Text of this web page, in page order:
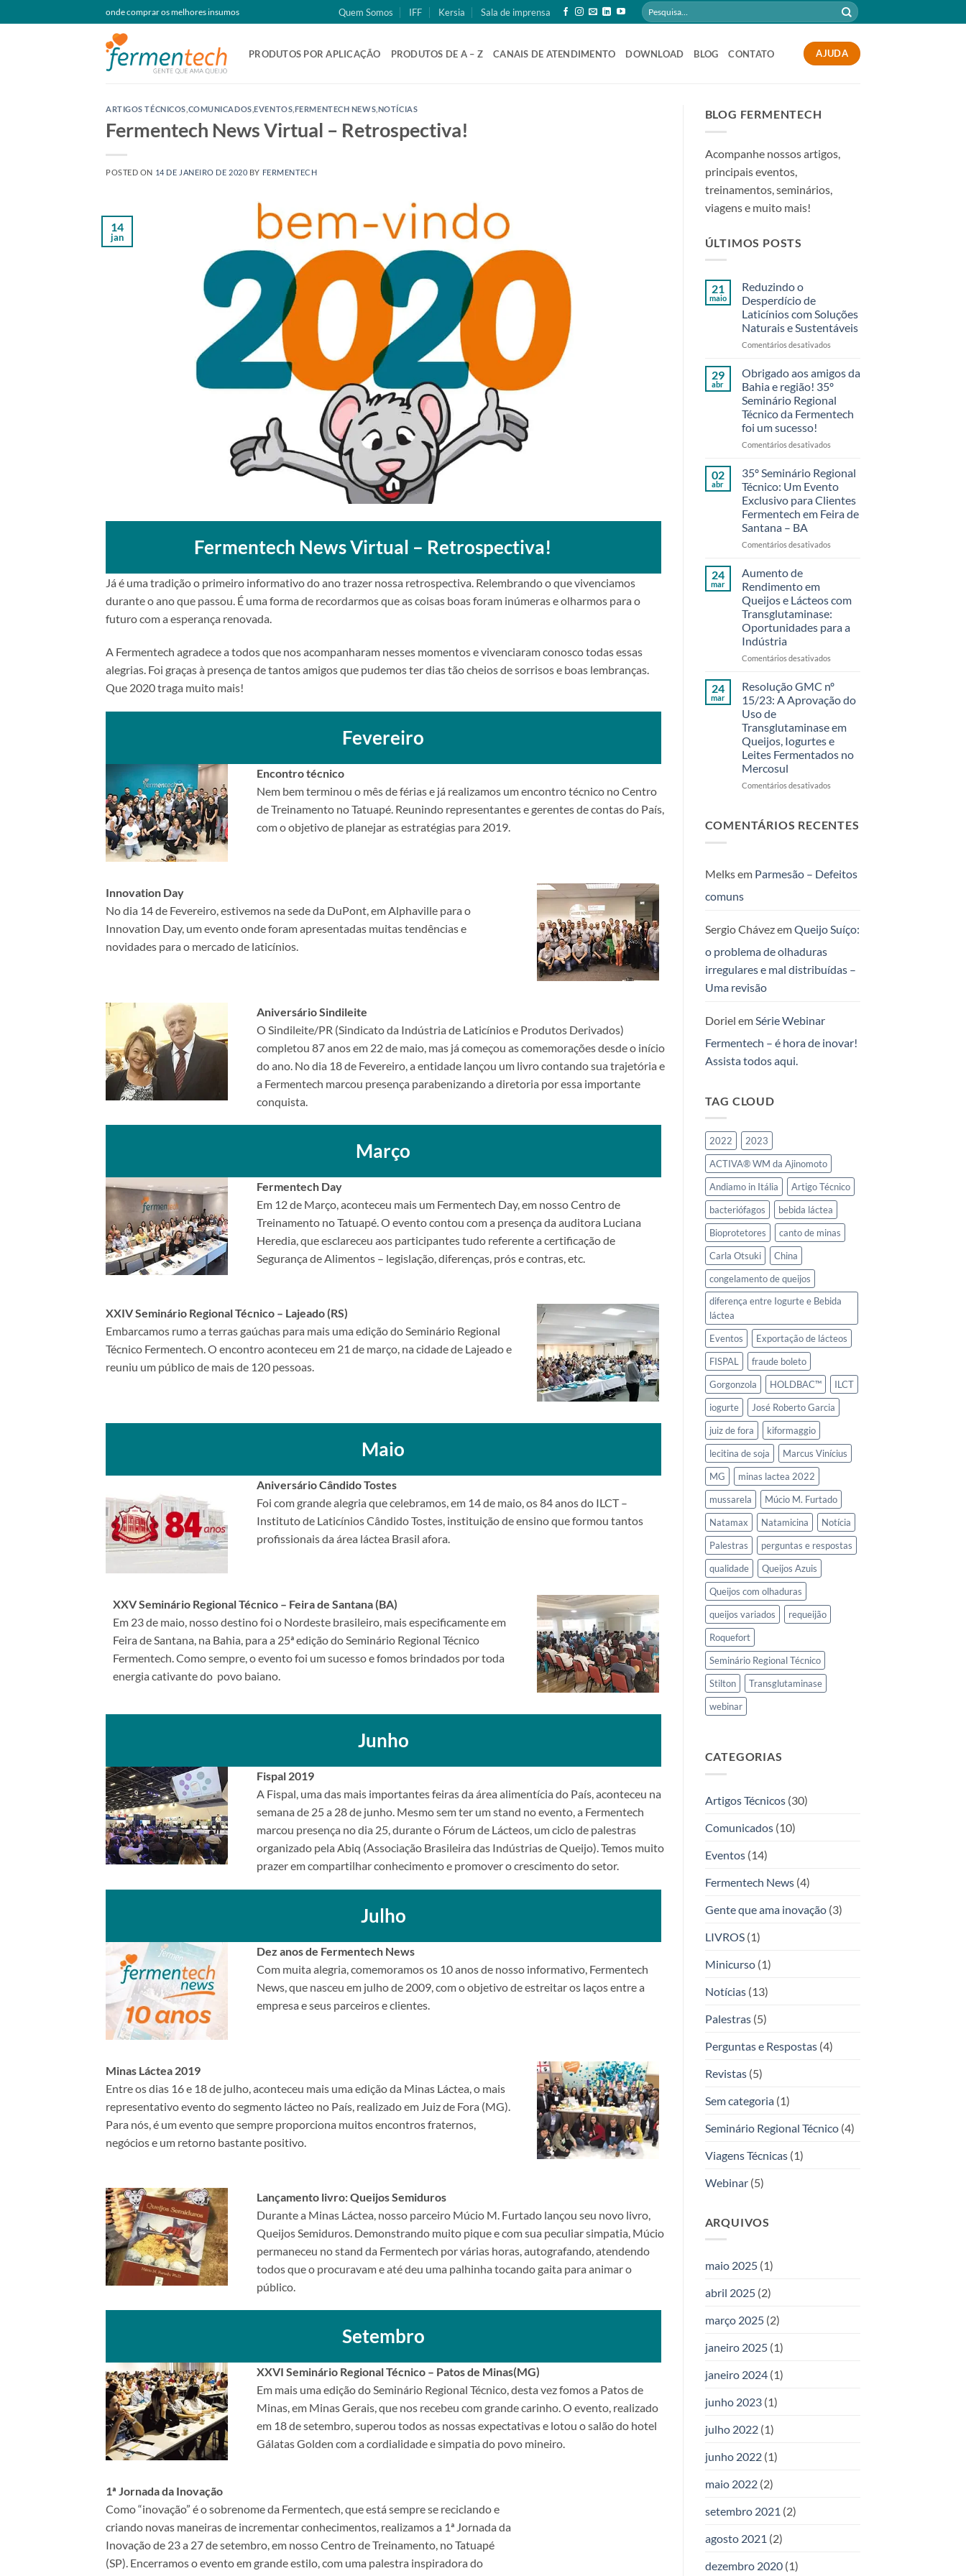
to
onde comprar os melhores insumos Quem Somos IFF Kersia Sala de imprensa
Pesquisar
por:
PRODUTOS POR APLICAÇÃO PRODUTOS DE A – Z CANAIS DE ATENDIMENTO DOWNLOAD BLOG CONTATO AJUDA
ARTIGOS TÉCNICOS COMUNICADOS ,EVENTOS FERMENTECH NEWS NOTÍCIAS
Fermentech News Virtual – Retrospectiva!
POSTED ON 14 DE JANEIRO DE 2020 BY FERMENTECH
14
jan
Fermentech News Virtual – Retrospectiva!
Já é uma tradição o primeiro informativo do ano trazer nossa retrospectiva. Relembrando o que vivenciamos
durante o ano que passou. É uma forma de recordarmos que as coisas boas foram inúmeras e olharmos para o
futuro com a esperança renovada.
A Fermentech agradece a todos que nos acompanharam nesses momentos e vivenciaram conosco todas essas
alegrias. Foi graças à presença de tantos amigos que pudemos ter dias tão cheios de sorrisos e boas lembranças.
Que 2020 traga muito mais!
Fevereiro
Encontro técnico
Nem bem terminou o mês de férias e já realizamos um encontro técnico no Centro
de Treinamento no Tatuapé. Reunindo representantes e gerentes de contas do País,
com o objetivo de planejar as estratégias para 2019.
Innovation Day
No dia 14 de Fevereiro, estivemos na sede da DuPont, em Alphaville para o
Innovation Day, um evento onde foram apresentadas muitas tendências e
novidades para o mercado de laticínios.
Aniversário Sindileite
O Sindileite/PR (Sindicato da Indústria de Laticínios e Produtos Derivados)
completou 87 anos em 22 de maio, mas já começou as comemorações desde o início
do ano. No dia 18 de Fevereiro, a entidade lançou um livro contando sua trajetória e
a Fermentech marcou presença parabenizando a diretoria por essa importante
conquista.
Março
Fermentech Day
Em 12 de Março, aconteceu mais um Fermentech Day, em nosso Centro de
Treinamento no Tatuapé. O evento contou com a presença da auditora Luciana
Heredia, que esclareceu aos participantes tudo referente a certificação de
Segurança de Alimentos – legislação, diferenças, prós e contras, etc.
XXIV Seminário Regional Técnico – Lajeado (RS)
Embarcamos rumo a terras gaúchas para mais uma edição do Seminário Regional
Técnico Fermentech. O encontro aconteceu em 21 de março, na cidade de Lajeado e
reuniu um público de mais de 120 pessoas.
Maio
Aniversário Cândido Tostes
Foi com grande alegria que celebramos, em 14 de maio, os 84 anos do ILCT –
Instituto de Laticínios Cândido Tostes, instituição de ensino que formou tantos
profissionais da área láctea Brasil afora.
XXV Seminário Regional Técnico – Feira de Santana (BA)
Em 23 de maio, nosso destino foi o Nordeste brasileiro, mais especificamente em
Feira de Santana, na Bahia, para a 25ª edição do Seminário Regional Técnico
Fermentech. Como sempre, o evento foi um sucesso e fomos brindados por toda
energia cativante do povo baiano.
Junho
Fispal 2019
A Fispal, uma das mais importantes feiras da área alimentícia do País, aconteceu na
semana de 25 a 28 de junho. Mesmo sem ter um stand no evento, a Fermentech
marcou presença no dia 25, durante o Fórum de Lácteos, um ciclo de palestras
organizado pela Abiq (Associação Brasileira das Indústrias de Queijo). Temos muito
prazer em compartilhar conhecimento e promover o crescimento do setor.
Julho
Dez anos de Fermentech News
Com muita alegria, comemoramos os 10 anos de nosso informativo, Fermentech
News, que nasceu em julho de 2009, com o objetivo de estreitar os laços entre a
empresa e seus parceiros e clientes.
Minas Láctea 2019
Entre os dias 16 e 18 de julho, aconteceu mais uma edição da Minas Láctea, o mais
representativo evento do segmento lácteo no País, realizado em Juiz de Fora (MG).
Para nós, é um evento que sempre proporciona muitos encontros fraternos,
negócios e um retorno bastante positivo.
Lançamento livro: Queijos Semiduros
Durante a Minas Láctea, nosso parceiro Múcio M. Furtado lançou seu novo livro,
Queijos Semiduros. Demonstrando muito pique e com sua peculiar simpatia, Múcio
permaneceu no stand da Fermentech por várias horas, autografando, atendendo
todos que o procuravam e até deu uma palhinha tocando gaita para animar o
público.
Setembro
XXVI Seminário Regional Técnico – Patos de Minas(MG)
Em mais uma edição do Seminário Regional Técnico, desta vez fomos a Patos de
Minas, em Minas Gerais, que nos recebeu com grande carinho. O evento, realizado
em 18 de setembro, superou todos as nossas expectativas e lotou o salão do hotel
Gálatas Golden com a cordialidade e simpatia do povo mineiro.
1ª Jornada da Inovação
Como “inovação” é o sobrenome da Fermentech, que está sempre se reciclando e
criando novas maneiras de incrementar conhecimentos, realizamos a 1ª Jornada da
Inovação de 23 a 27 de setembro, em nosso Centro de Treinamento, no Tatuapé
(SP). Encerramos o evento em grande estilo, com uma palestra inspiradora do
BLOG FERMENTECH
Acompanhe nossos artigos,
principais eventos,
treinamentos, seminários,
viagens e muito mais!
ÚLTIMOS POSTS
21
maio
Reduzindo o
Desperdício de
Laticínios com Soluções
Naturais e Sustentáveis
Comentários desativadosem
Desperdício
Laticínios
com
Naturais
29
abr
Obrigado aos amigos da
Bahia e região! 35º
Seminário Regional
Técnico da Fermentech
foi um sucesso!
Comentários desativadosem
aos
amigos
da
Bahia
e
35º
Fermentech
foi
um
02
abr
35º Seminário Regional
Técnico: Um Evento
Exclusivo para Clientes
Fermentech em Feira de
Santana – BA
Comentários desativadosem
Um
Evento
Exclusivo
Feira
de
–
BA
24
mar
Aumento de
Rendimento em
Queijos e Lácteos com
Transglutaminase:
Oportunidades para a
Indústria
Comentários desativadosem
de
em
e
Lácteos
com
24
mar
Resolução GMC nº
15/23: A Aprovação do
Uso de
Transglutaminase em
Queijos, Iogurtes e
Leites Fermentados no
Mercosul
Comentários desativadosem
nº
do
Queijos,
Leites
COMENTÁRIOS RECENTES
Melksem Parmesão – Defeitos
comuns
Sergio ChávezemQueijo Suíço:
o problema de olhaduras
irregulares e mal distribuídas –
Uma revisão
Doriel em Série Webinar
Fermentech – é hora de inovar!
Assista todos aqui.
TAG CLOUD
2022
2023
ACTIVA® WM da Ajinomoto
Andiamo in Itália
Artigo Técnico
bacteriófagos
bebida láctea
Bioprotetores
canto de minas
Carla Otsuki
China
congelamento de queijos
diferença entre Iogurte e Bebida
láctea
Eventos
Exportação de lácteos
FISPAL
fraude boleto
Gorgonzola
HOLDBAC™
ILCT
iogurte
José Roberto Garcia
juiz de fora
kiformaggio
lecitina de soja
Marcus Vinícius
MG
minas lactea 2022
mussarela
Múcio M. Furtado
Natamax
Natamicina
Notícia
Palestras
perguntas e respostas
qualidade
Queijos Azuis
Queijos com olhaduras
queijos variados
requeijão
Roquefort
Seminário Regional Técnico
Stilton
Transglutaminase
webinar
CATEGORIAS
Artigos Técnicos(30)
Comunicados(10)
Eventos(14)
Fermentech News(4)
Gente que ama inovação(3)
LIVROS(1)
Minicurso(1)
Notícias(13)
Palestras(5)
Perguntas e Respostas(4)
Revistas(5)
Sem categoria(1)
Seminário Regional Técnico(4)
Viagens Técnicas(1)
Webinar(5)
ARQUIVOS
maio 2025(1)
abril 2025(2)
março 2025(2)
janeiro 2025(1)
janeiro 2024(1)
junho 2023(1)
julho 2022(1)
junho 2022(1)
maio 2022(2)
setembro 2021 (2)
agosto 2021 (2)
dezembro 2020(1)